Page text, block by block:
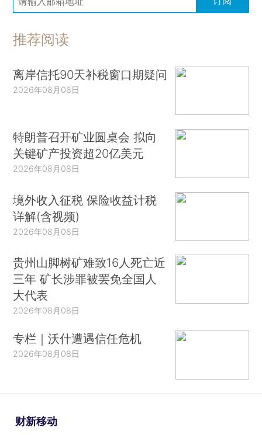
推荐阅读
离岸信托90天补税窗口期疑问
2026年08月08日
特朗普召开矿业圆桌会 拟向
关键矿产投资超20亿美元
2026年08月08日
境外收入征税 保险收益计税
详解(含视频)
2026年08月08日
贵州山脚树矿难致16人死亡近
三年 矿长涉罪被罢免全国人
大代表
2026年08月08日
专栏｜沃什遭遇信任危机
2026年08月08日
财新移动